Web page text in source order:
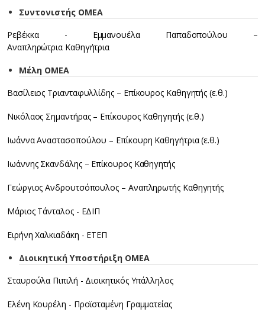
Συντονιστής ΟΜΕΑ
Ρεβέκκα - Εμμανουέλα Παπαδοπούλου –
Αναπληρώτρια Καθηγήτρια
Μέλη ΟΜΕΑ
Βασίλειος Τριανταφυλλίδης – Επίκουρος Καθηγητής (ε.θ.)
Νικόλαος Σημαντήρας – Επίκουρος Καθηγητής (ε.θ.)
Ιωάννα Αναστασοπούλου – Επίκουρη Καθηγήτρια (ε.θ.)
Ιωάννης Σκανδάλης – Επίκουρος Καθηγητής
Γεώργιος Ανδρουτσόπουλος – Αναπληρωτής Καθηγητής
Μάριος Τάνταλος - ΕΔΙΠ
Ειρήνη Χαλκιαδάκη - ΕΤΕΠ
Διοικητική Υποστήριξη ΟΜΕΑ
Σταυρούλα Πιπιλή - Διοικητικός Υπάλληλος
Ελένη Κουρέλη - Προϊσταμένη Γραμματείας